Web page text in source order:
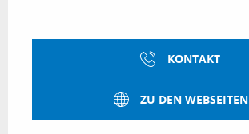
KONTAKT
ZU DEN WEBSEITEN